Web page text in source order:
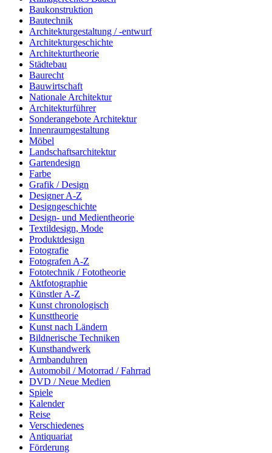
Baukonstruktion
Bautechnik
Architekturgestaltung / -entwurf
Architekturgeschichte
Architekturtheorie
Städtebau
Baurecht
Bauwirtschaft
Nationale Architektur
Architekturführer
Sonderangebote Architektur
Innenraumgestaltung
Möbel
Landschaftsarchitektur
Gartendesign
Farbe
Grafik / Design
Designer A-Z
Designgeschichte
Design- und Medientheorie
Textildesign, Mode
Produktdesign
Fotografie
Fotografen A-Z
Fototechnik / Fototheorie
Aktfotographie
Künstler A-Z
Kunst chronologisch
Kunsttheorie
Kunst nach Ländern
Bildnerische Techniken
Kunsthandwerk
Armbanduhren
Automobil / Motorrad / Fahrrad
DVD / Neue Medien
Spiele
Kalender
Reise
Verschiedenes
Antiquariat
Förderung